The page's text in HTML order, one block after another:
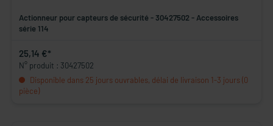
Actionneur pour capteurs de sécurité - 30427502 - Accessoires
série 114
25,14 €*
N° produit : 30427502
Disponible dans 25 jours ouvrables, délai de livraison 1-3 jours (0
pièce)